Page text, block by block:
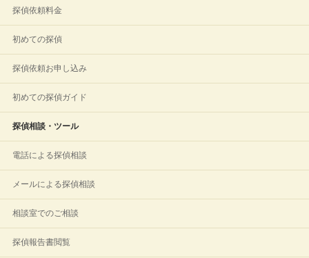
探偵依頼料金
初めての探偵
探偵依頼お申し込み
初めての探偵ガイド
探偵相談・ツール
電話による探偵相談
メールによる探偵相談
相談室でのご相談
探偵報告書閲覧